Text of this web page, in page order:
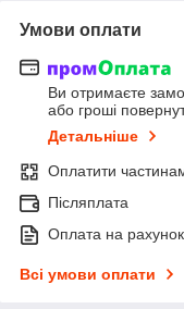
Умови оплати
Ви отримаєте
або гроші
Детальніше
Оплатити
Післяплата
Оплата на рахунок
Всі умови оплати